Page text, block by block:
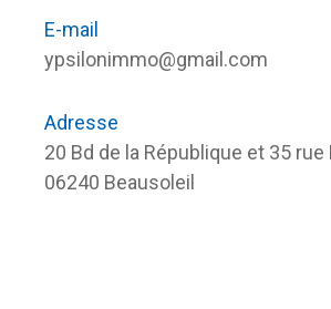
E-mail
ypsilonimmo@gmail.com
Adresse
20 Bd de la République et 35
06240 Beausoleil